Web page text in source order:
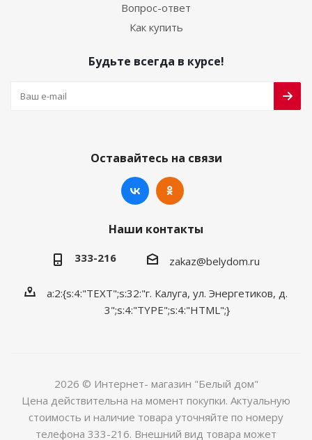
Вопрос-ответ
Как купить
Будьте всегда в курсе!
Оставайтесь на связи
Наши контакты
333-216 zakaz@belydom.ru
a:2:{s:4:"TEXT";s:32:"г. Калуга, ул. Энергетиков, д.
3";s:4:"TYPE";s:4:"HTML";}
2026 © Интернет- магазин "Белый дом"
Цена действительна на момент покупки. Актуальную
стоимость и наличие товара уточняйте по номеру
телефона 333-216. Внешний вид товара может